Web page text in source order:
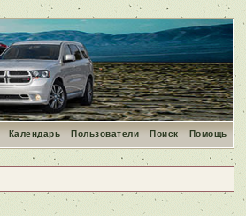
Помощь
Поиск
Пользователи
Календарь